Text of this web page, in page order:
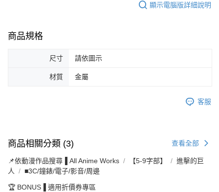
顯示電腦版詳細說明
商品規格
尺寸 請依圖示
材質 金屬
客服
商品相關分類 (3) 查看全部
📌依動漫作品搜尋▐ All Anime Works 【5-9字部】
進擊的巨
人
■3C/鐘錶/電子/影音/周邊
🏆 BONUS▐ 適用折價券專區